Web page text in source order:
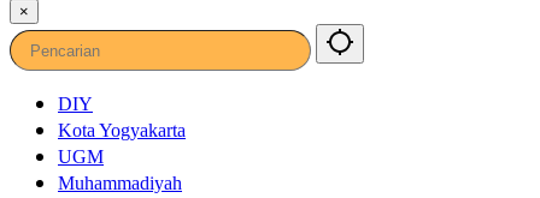
×
DIY
Kota Yogyakarta
UGM
Muhammadiyah